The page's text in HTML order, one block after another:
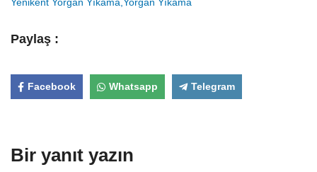
Paylaş :
Facebook Whatsapp Telegram
Bir yanıt yazın